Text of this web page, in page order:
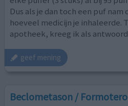
Dus als je dan toch een puf nam
hoeveel medicijn je inhaleerde.
apotheek, kreeg ik als
geef mening
Beclometason /